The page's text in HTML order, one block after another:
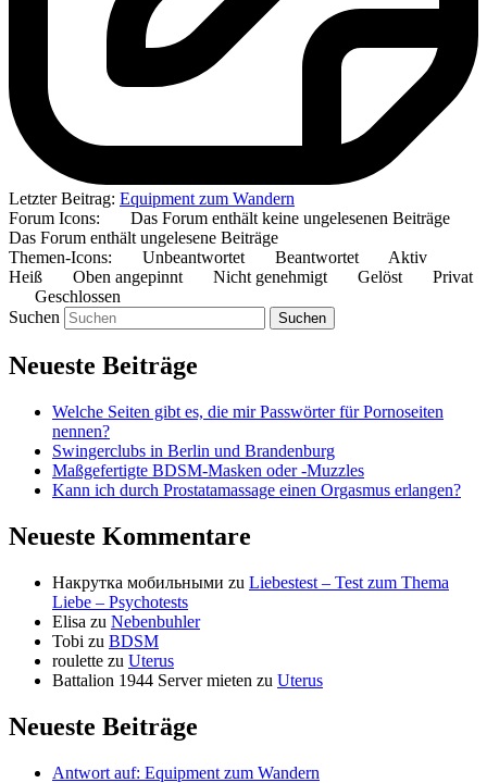
Letzter Beitrag: Equipment zum Wandern
Forum Icons:
Das Forum enthält keine ungelesenen Beiträge
Das Forum enthält ungelesene Beiträge
Themen-Icons:
Unbeantwortet Beantwortet
Aktiv
Heiß
Oben angepinnt Nicht genehmigt Gelöst
Privat
Geschlossen
Suchen
Neueste Beiträge
Welche Seiten gibt es, die mir Passwörter für Pornoseiten
nennen?
Swingerclubs in Berlin und Brandenburg
Maßgefertigte BDSM-Masken oder -Muzzles
Kann ich durch Prostatamassage einen Orgasmus erlangen?
Neueste Kommentare
Накрутка мобильными zu Liebestest – Test zum Thema
Liebe – Psychotests
Elisa zu Nebenbuhler
Tobi zu BDSM
roulette zu Uterus
Battalion 1944 Server mieten zu Uterus
Neueste Beiträge
Antwort auf: Equipment zum Wandern